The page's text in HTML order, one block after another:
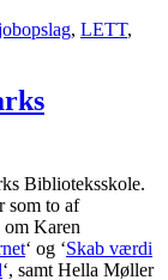
, LETT,
Biblioteksskole.
som to af
om Karen
‘ og ‘Skab værdi
‘, samt Hella Møller